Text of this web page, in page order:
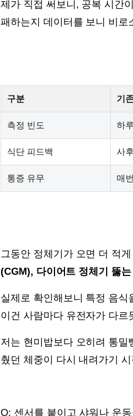
제가 직접 써보니, 공복 시간
패하는지 데이터를 보니 비로
구분 기
측정 빈도 하
식단 피드백 사
통증 유무 매
그동안 정체기가 오면 더 적
(CGM), 다이어트 정체기 뚫
실제로 확인해보니 특정 음식
이건 사람마다 유전자가 다르
저는 현미밥보다 오히려 통
췄던 체중이 다시 내려가기
Q: 센서를 붙이고 샤워나 운